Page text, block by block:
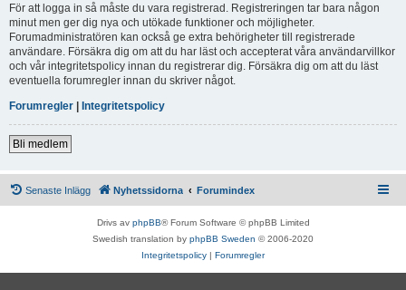
För att logga in så måste du vara registrerad. Registreringen tar bara någon
minut men ger dig nya och utökade funktioner och möjligheter.
Forumadministratören kan också ge extra behörigheter till registrerade
användare. Försäkra dig om att du har läst och accepterat våra användarvillkor
och vår integritetspolicy innan du registrerar dig. Försäkra dig om att du läst
eventuella forumregler innan du skriver något.
Forumregler | Integritetspolicy
Bli medlem
Senaste Inlägg Nyhetssidorna Forumindex
Drivs av phpBB® Forum Software © phpBB Limited
Swedish translation by phpBB Sweden © 2006-2020
Integritetspolicy | Forumregler